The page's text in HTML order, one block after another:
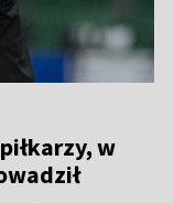
takiego
językach
wciąż wzbudza
ucichną
zdradził
Feio po